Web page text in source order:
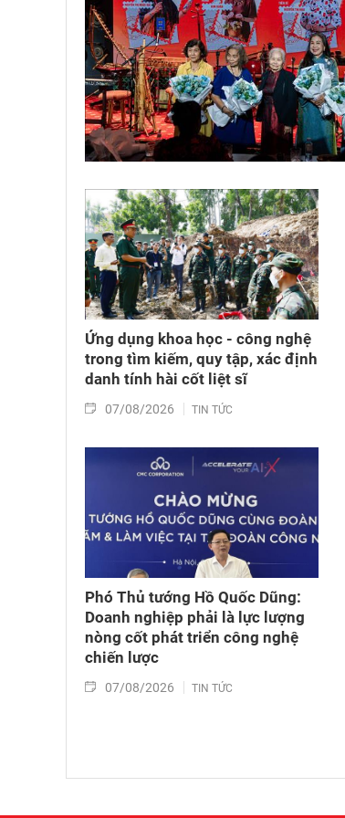
Ứng dụng khoa học - công nghệ
trong tìm kiếm, quy tập, xác định
danh tính hài cốt liệt sĩ
07/08/2026 TIN TỨC
Phó Thủ tướng Hồ Quốc Dũng:
Doanh nghiệp phải là lực lượng
nòng cốt phát triển công nghệ
chiến lược
07/08/2026 TIN TỨC